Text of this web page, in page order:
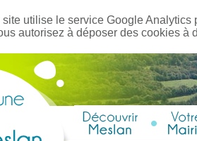
site utilise le service Google
autorisez à déposer des cookies